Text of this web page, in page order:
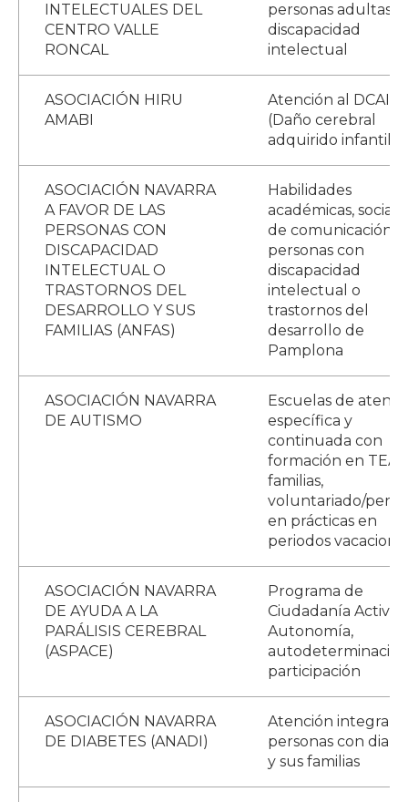
INTELECTUALES DEL
CENTRO VALLE
RONCAL
personas adultas
discapacidad
intelectual
ASOCIACIÓN HIRU
AMABI
Atención al DCAI
(Daño cerebral
adquirido infantil)
ASOCIACIÓN NAVARRA
A FAVOR DE LAS
PERSONAS CON
DISCAPACIDAD
INTELECTUAL O
TRASTORNOS DEL
DESARROLLO Y SUS
FAMILIAS (ANFAS)
Habilidades
académicas,
de comunicación
personas con
discapacidad
intelectual o
trastornos del
desarrollo de
Pamplona
ASOCIACIÓN NAVARRA
DE AUTISMO
Escuelas de
específica y
continuada con
formación en TEA
familias,
voluntariado/
en prácticas en
periodos
ASOCIACIÓN NAVARRA
DE AYUDA A LA
PARÁLISIS CEREBRAL
(ASPACE)
Programa de
Ciudadanía Activa:
Autonomía,
participación
ASOCIACIÓN NAVARRA
DE DIABETES (ANADI)
Atención integral a
personas con
y sus familias